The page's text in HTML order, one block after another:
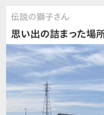
伝説の獅子さん
思い出の詰まった場